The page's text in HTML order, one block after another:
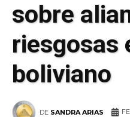
sobre
riesgosas
boliviano
DE SANDRA ARIAS